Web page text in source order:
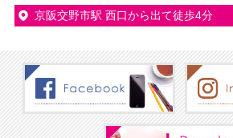
京阪交野市駅 西口から出て徒歩4分